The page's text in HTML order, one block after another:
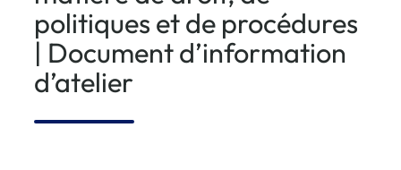
politiques et de procédures
| Document d’information
d’atelier